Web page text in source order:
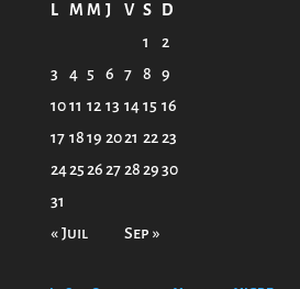
L
M M J V S
D
1
2
3
4 5 6 7 8
9
10 11 12 13 14 15 16
17 1819 20 21 22 23
24 25 26 27 28 2930
31
« Juil
Sep »